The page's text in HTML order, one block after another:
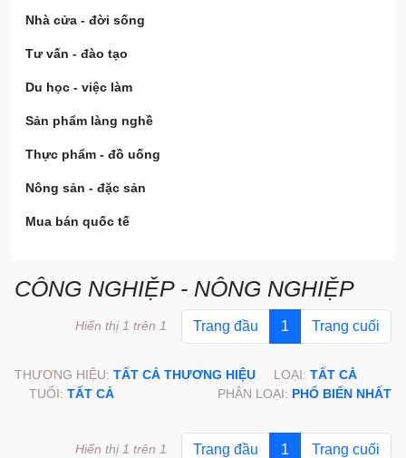
Nhà cửa - đời sống
Tư vấn - đào tạo
Du học - việc làm
Sản phẩm làng nghề
Thực phẩm - đồ uống
Nông sản - đặc sản
Mua bán quốc tế
CÔNG NGHIỆP - NÔNG NGHIỆP
Trang đầu 1 Trang cuối
Hiển thị 1 trên 1
THƯƠNG HIỆU: TẤT CẢ THƯƠNG HIỆU LOẠI: TẤT CẢ
TUỔI: TẤT CẢ PHÂN LOẠI: PHỔ BIẾN NHẤT
Trang đầu 1 Trang cuối
Hiển thị 1 trên 1